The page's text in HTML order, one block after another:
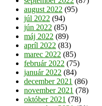
august 2022 (95)
júl 2022 (94)
jún 2022 (85)
máj 2022 (89)
apríl 2022 (83)
marec 2022 (85)
február 2022 (75)
január 2022 (84)
december 2021 (86)
november 2021 (78)
október 2021 (78)